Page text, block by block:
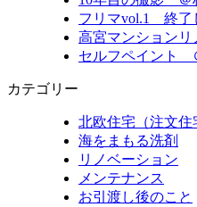
フリマvol.1 終了
高宮マンション
セルフペイント
カテゴリー
北欧住宅（注文住
海をまもる洗剤
リノベーション
メンテナンス
お引渡し後のこと